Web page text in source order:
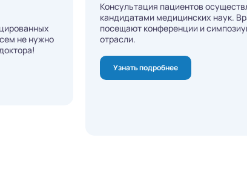
не нужно
Консультация пациентов
кандидатами медицинских наук.
посещают конференции и
отрасли.
Узнать подробнее